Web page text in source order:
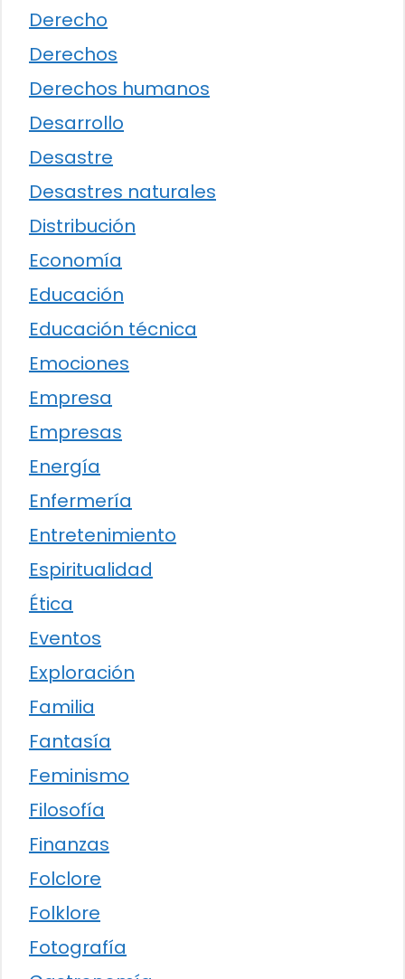
Derecho
Derechos
Derechos humanos
Desarrollo
Desastre
Desastres naturales
Distribución
Economía
Educación
Educación técnica
Emociones
Empresa
Empresas
Energía
Enfermería
Entretenimiento
Espiritualidad
Ética
Eventos
Exploración
Familia
Fantasía
Feminismo
Filosofía
Finanzas
Folclore
Folklore
Fotografía